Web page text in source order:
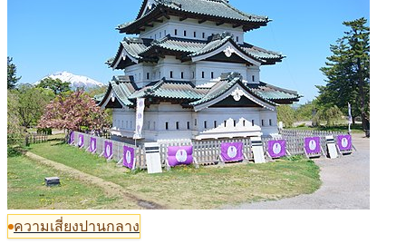
ความเสี่ยงปานกลาง